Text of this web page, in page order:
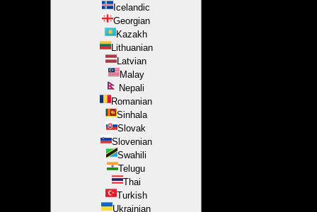
Icelandic
Georgian
Kazakh
Lithuanian
Latvian
Malay
Nepali
Romanian
Sinhala
Slovak
Slovenian
Swahili
Telugu
Thai
Turkish
Ukrainian